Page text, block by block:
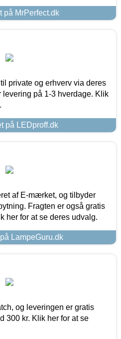
på MrPerfect.dk
private og erhverv via deres
på 1-3 hverdage. Klik
på LEDproff.dk
af E-mærket, og tilbyder
Fragten er også gratis
her for at se deres udvalg.
LampeGuru.dk
og leveringen er gratis
300 kr. Klik her for at se